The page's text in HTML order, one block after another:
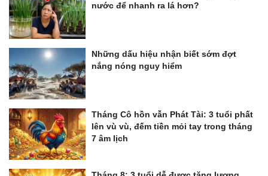
nước để nhanh ra lá hơn?
Những dấu hiệu nhận biết sớm đợt
nắng nóng nguy hiểm
Tháng Cô hồn vẫn Phát Tài: 3 tuổi phất
lên vù vù, đếm tiền mỏi tay trong tháng
7 âm lịch